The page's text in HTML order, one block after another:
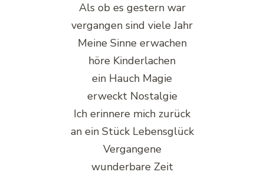
Als ob es gestern war
vergangen sind viele Jahr
Meine Sinne erwachen
höre Kinderlachen
ein Hauch Magie
erweckt Nostalgie
Ich erinnere mich zurück
an ein Stück Lebensglück
Vergangene
wunderbare Zeit